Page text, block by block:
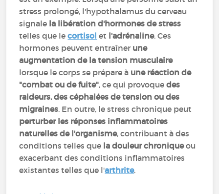
stress prolongé, l'hypothalamus du cerveau
signale la libération d'hormones de stress
telles que lecortisol et l'adrénaline. Ces
hormones peuvent entraîner une
augmentation de la tension musculaire
lorsque le corps se prépare à une réaction de
"combat ou de fuite", ce qui provoquedes
raideurs, des céphalées de tension ou des
migraines. En outre, le stress chronique peut
perturber les réponses inflammatoires
naturelles de l'organisme, contribuant à des
conditions telles que la douleur chroniqueou
exacerbant des conditions inflammatoires
existantes telles que l'arthrite.